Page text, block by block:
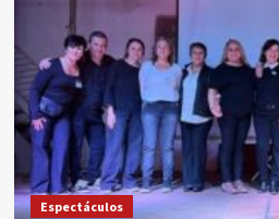
Espectáculos